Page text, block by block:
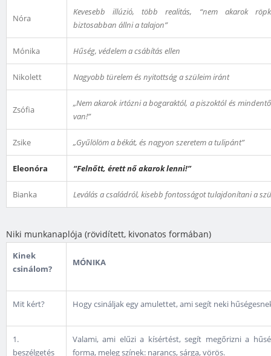
Nóra
Kevesebb illúzió, több realitás, “nem akarok
biztosabban állni a talajon”
Mónika Hűség, védelem a csábítás ellen
Nikolett Nagyobb türelem és nyitottság a szüleim iránt
Zsófia
„Nem akarok irtózni a bogaraktól, a piszoktól és
van!”
Zsike „Gyűlölöm a békát, és nagyon szeretem a tulipánt”
Eleonóra “Felnőtt, érett nő akarok lenni!”
Bianka Leválás a családról, kisebb fontosságot tulajdonítani a
Niki munkanaplója (rövidített, kivonatos formában)
Kinek
csinálom?
MÓNIKA
Mit kért? Hogy csináljak egy amulettet, ami segít neki
1.
beszélgetés
Valami, ami elűzi a kísértést, segít megőrizni a
forma, meleg színek: narancs, sárga, vörös.